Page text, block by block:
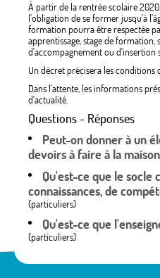
À partir de la rentrée scolaire
l'obligation de se former jusqu'à
formation pourra être respectée
apprentissage, stage de
d'accompagnement ou d'insertion
Un décret précisera les
Dans l'attente, les informations
d'actualité.
Questions - Réponses
Peut-on donner à un
devoirs à faire à la
Qu'est-ce que le socle
connaissances, de
(particuliers)
Qu'est-ce que
(particuliers)